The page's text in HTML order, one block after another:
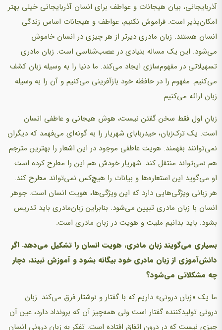
آذربایجانی، بیان هیجانات و عواطف برای انسان آذربایجانی خیلی بهتر
امکان‌پذیر است. فراموش نکنیم، عواطف و هیجانات اساس زندگی
انسان هستند. زبان مادری دیرتر از هر چیزی در انسان خاموش
می‌شود. این یک مساله بنیادی در عصب‌شناسی است. زبان مادری
تسهیلاتی در مفهوم‌سازی ایجاد می‌کند. ما دنیا را به وسیله زبان کشف
می‌کنیم. مفهوم را در حافظه خود بازآفرینی می‌کنیم و آن را به وسیله
زبان ارائه می‌کنیم.
زبانِ اول فقط سخن گفتن نیست، هوش هیجانی و عاطفی انسان
است. یک ترک‌زبان، حیدربابای شهریار را به گونه‌ای می‌فهمد که دیگران
نمی‌توانند بفهمند. هویت عاطفی موجود در این اشعار را بهترین مترجم
هم نمی‌تواند منتقل کند. شهریار خودش هم این را مطرح کرده است.
او می‌گوید این استعاره‌ها و بیانات را هیچ‌کس نمی‌تواند مطرح کند.
هر زبانی ویژگی‌هایی دارد که این ویژگی‌ها، هویت انسان است. جوهر
انسان با زبان مادری تبیین می‌شود. بنابراین زبان‌مادری باید تدریس
بشود. باید بدانیم ملیت و هویت در زبان مادری است.
بسیاری می‌گویند زبان مادری، هویت انسان را تشکیل می‌دهد. اگر
دانش‌آموزی از زبان مادری خود بیگانه بشود و آموزش نبیند، دچار
چه مشکلاتی می‌شود؟
ما یک «زبان درونی» داریم که با گفتار و نوشتار فرق می‌کند. زبان
درونی تولیدکننده گفتار است ولی همه‌چیز آن که برونداد دارد، عین آن
چیزی نیست که در درون اتفاق افتاده است. تفکر به زبان درونی انسان